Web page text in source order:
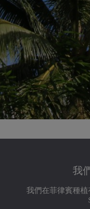
我
我們在菲律賓種